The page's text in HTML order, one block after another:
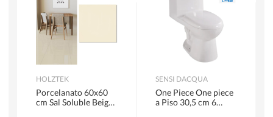
Pinturas
HOLZTEK
Porcelanato 60x60
cm Sal Soluble Beige
SENSI DACQUA
One Piece One piece
a Piso 30,5 cm 6